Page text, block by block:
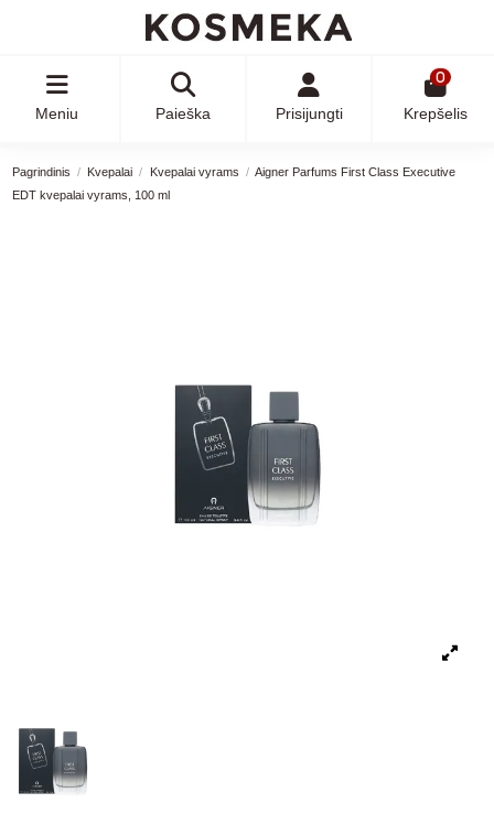
Meniu Paieška Prisijungti
0
Krepšelis
Pagrindinis Kvepalai Kvepalai vyrams
Aigner Parfums First Class Executive
EDT kvepalai vyrams, 100 ml